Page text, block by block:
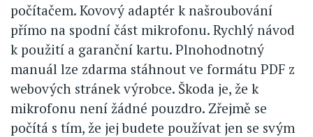
počítačem. Kovový adaptér k našroubování
přímo na spodní část mikrofonu. Rychlý návod
k použití a garanční kartu. Plnohodnotný
manuál lze zdarma stáhnout ve formátu PDF z
webových stránek výrobce. Škoda je, že k
mikrofonu není žádné pouzdro. Zřejmě se
počítá s tím, že jej budete používat jen se svým